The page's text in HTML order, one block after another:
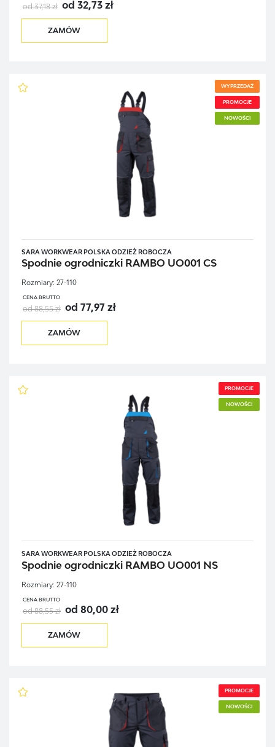
od 37,18 zł od 32,73 zł
ZAMÓW
WYPRZEDAŻ
PROMOCJE
NOWOŚCI
SARA WORKWEAR POLSKA ODZIEŻ ROBOCZA
Spodnie ogrodniczki RAMBO UO001 CS
Rozmiary: 27-110
CENA BRUTTO
od 88,55 zł od 77,97 zł
ZAMÓW
PROMOCJE
NOWOŚCI
SARA WORKWEAR POLSKA ODZIEŻ ROBOCZA
Spodnie ogrodniczki RAMBO UO001 NS
Rozmiary: 27-110
CENA BRUTTO
od 88,55 zł od 80,00 zł
ZAMÓW
PROMOCJE
NOWOŚCI